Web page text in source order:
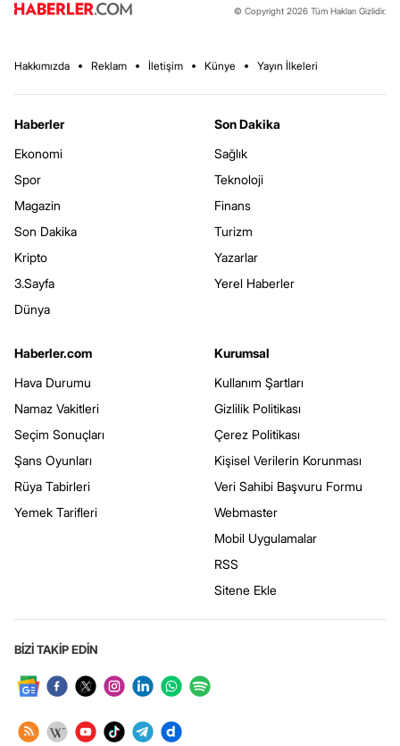
© Copyright 2026 Tüm Hakları Gizlidir.
Hakkımızda Reklam İletişim Künye Yayın İlkeleri
Haberler
Ekonomi
Spor
Magazin
Son Dakika
Kripto
3.Sayfa
Dünya
Son Dakika
Sağlık
Teknoloji
Finans
Turizm
Yazarlar
Yerel Haberler
Haberler.com
Hava Durumu
Namaz Vakitleri
Seçim Sonuçları
Şans Oyunları
Rüya Tabirleri
Yemek Tarifleri
Kurumsal
Kullanım Şartları
Gizlilik Politikası
Çerez Politikası
Kişisel Verilerin Korunması
Veri Sahibi Başvuru Formu
Webmaster
Mobil Uygulamalar
RSS
Sitene Ekle
BİZİ TAKİP EDİN